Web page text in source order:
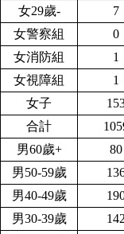
女29歲-
7
女警察組
0
女消防組
1
女視障組
1
女子
合計
男60歲+
80
男50-59歲
男40-49歲
男30-39歲